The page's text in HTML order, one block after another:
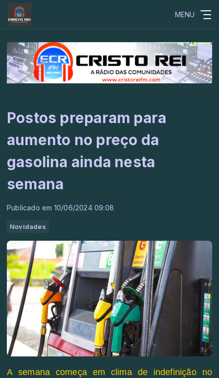
MENU
Postos preparam para
aumento no preço da
gasolina ainda nesta
semana
Publicado em 10/06/2024 09:08
Novidades
A semana começa em clima de indefinição no